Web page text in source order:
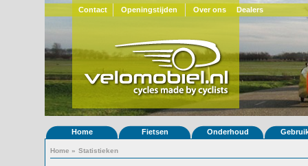
Contact Openingstijden Over ons Dealers
Home Fietsen Onderhoud
Home » Statistieken